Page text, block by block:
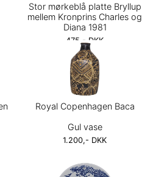
Stor mørkeblå platte Bryllup
mellem Kronprins Charles og
Diana 1981
475,- DKK
Royal Copenhagen Baca
Gul vase
1.200,- DKK